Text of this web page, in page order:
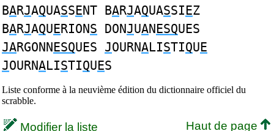
BARJAQUASSENT BARJAQUASSIEZ
BARJAQUERIONS DONJUANESQUES
JARGONNESQUES JOURNALISTIQUE
JOURNALISTIQUES
Liste conforme à la neuvième édition du dictionnaire officiel du
scrabble.
Modifier la liste
Haut de page